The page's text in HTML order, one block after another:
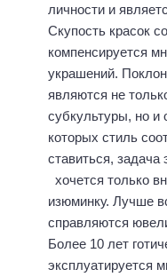
личности и
Скупость красок
компенсируется
украшений.
являются не
субкультуры, но и
которых стиль
ставиться,
хочется только
изюминку. Лучше
справляются
Более 10 лет
эксплуатируется